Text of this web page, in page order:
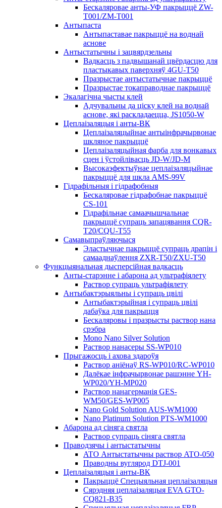
Бескаляровае анты-УФ пакрыццё ZW-
T001/ZM-T001
Антыпаста
Антыпаставае пакрыццё на воднай
аснове
Антыстатычны і зацвярдзельны
Вадкасць з падвышанай цвёрдасцю для
пластыкавых паверхняў 4GU-T50
Празрыстае антыстатычнае пакрыццё
Празрыстае токаправоднае пакрыццё
Экалагічна чысты клей
Адчувальны да ціску клей на воднай
аснове, які раскладаецца, JS1050-W
Цеплаізаляцыя і анты-ВК
Цеплаізаляцыйнае антыінфрачырвонае
шкляное пакрыццё
Цеплаізаляцыйная фарба для вонкавых
сцен і ўстойлівасць JD-W/JD-M
Высокаэфектыўнае цеплаізаляцыйнае
пакрыццё для шкла AMS-99V
Гідрафільныя і гідрафобныя
Бескаляровае гідрафобнае пакрыццё
CS-101
Гідрафільнае самаачышчальнае
пакрыццё супраць запацявання CQR-
T20/CQU-T55
Самавыпраўляючыся
Эластычнае пакрыццё супраць драпін і
самааднаўлення ZXR-T50/ZXU-T50
Функцыянальная дысперсійная вадкасць
Анты-старэнне і абарона ад ультрафіялету
Раствор супраць ультрафіялету
Антыбактэрыяльны і супраць цвілі
Антыбактэрыйная і супраць цвілі
дабаўка для пакрыцця
Бескаляровы і празрысты раствор нана
срэбра
Mono Nano Silver Solution
Раствор нанасеры SS-WP010
Прыгажосць і ахова здароўя
Раствор аніёнаў RS-WP010/RC-WP010
Далёкае інфрачырвонае рашэнне YH-
WP020/YH-MP020
Раствор нанагерманія GES-
WM50/GES-WP005
Nano Gold Solution AUS-WM1000
Nano Platinum Solution PTS-WM1000
Абарона ад сіняга святла
Раствор супраць сіняга святла
Праводзячы і антыстатычны
ATO Антыстатычны раствор ATO-050
Праводны вуглярод DTJ-001
Цеплаізаляцыя і анты-ВК
Пакрыццё Спецыяльная цеплаізаляцыя
Сярэдняя цеплаізаляцыя EVA GTO-
CQ821-B35